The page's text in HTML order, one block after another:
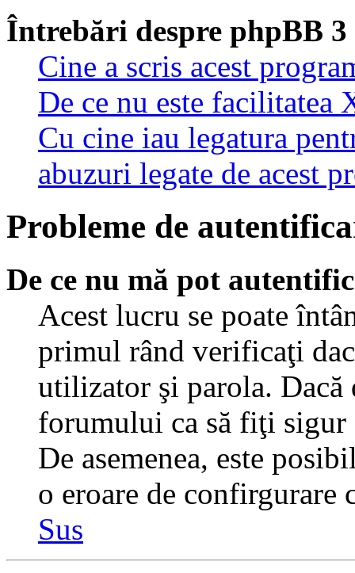
Întrebări despre phpBB 3
Cine a scris acest
De ce nu este facilitatea
Cu cine iau legatura
abuzuri legate de acest
Probleme de
De ce nu mă pot
Acest lucru se poate
primul rând verificaţi
utilizator şi parola. Dacă
forumului ca să fiţi
De asemenea, este
o eroare de confirgurare
Sus